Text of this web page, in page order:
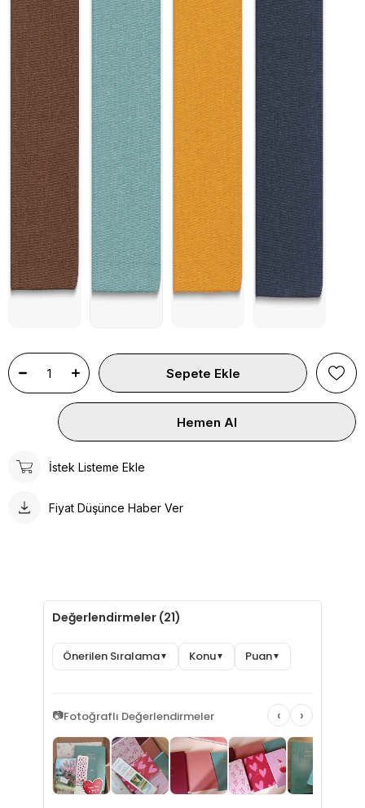
İstek Listeme Ekle
Fiyat Düşünce Haber Ver
Değerlendirmeler (21)
Önerilen Sıralama▼ Konu▼ Puan▼
📷Fotoğraflı Değerlendirmeler ‹ ›